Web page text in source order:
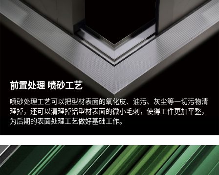
前置处理 喷砂工艺
喷砂处理工艺可以把型材表面的氧化皮、油污、灰尘等一切污物清
理掉，还可以清理掉铝型材表面的微小毛刺，使得工件更加平整，
为后期的表面处理工艺做好基础工作。